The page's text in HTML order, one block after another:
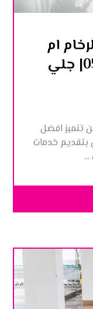
ام
القيوين |0545307678| جلي
تتميز افضل
بتقديم خدمات